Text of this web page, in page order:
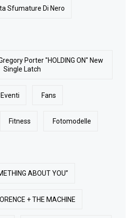
Sfumature Di Nero
Porter "HOLDING ON" New
Single Latch
Eventi Fans
Fitness Fotomodelle
ABOUT YOU”
+ THE MACHINE